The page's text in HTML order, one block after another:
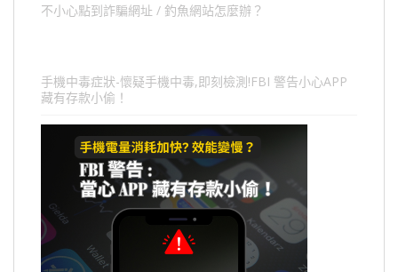
不小心點到詐騙網址 / 釣魚網站怎麼辦？
手機中毒症狀-懷疑手機中毒,即刻檢測!FBI 警告小心APP
藏有存款小偷！